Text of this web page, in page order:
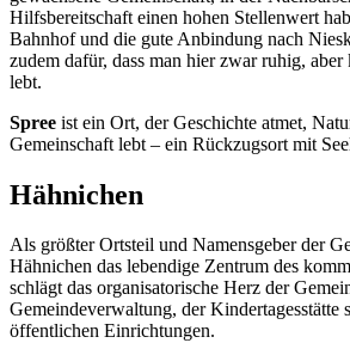
Hilfsbereitschaft einen hohen Stellenwert
Bahnhof und die gute Anbindung nach
zudem dafür, dass man hier zwar ruhig, aber
lebt.
Spree ist ein Ort, der Geschichte atmet,
Gemeinschaft lebt – ein Rückzugsort mit
Hähnichen
Als größter Ortsteil und Namensgeber der
Hähnichen das lebendige Zentrum des
schlägt das organisatorische Herz der
Gemeindeverwaltung, der Kindertagesstätte
öffentlichen Einrichtungen.